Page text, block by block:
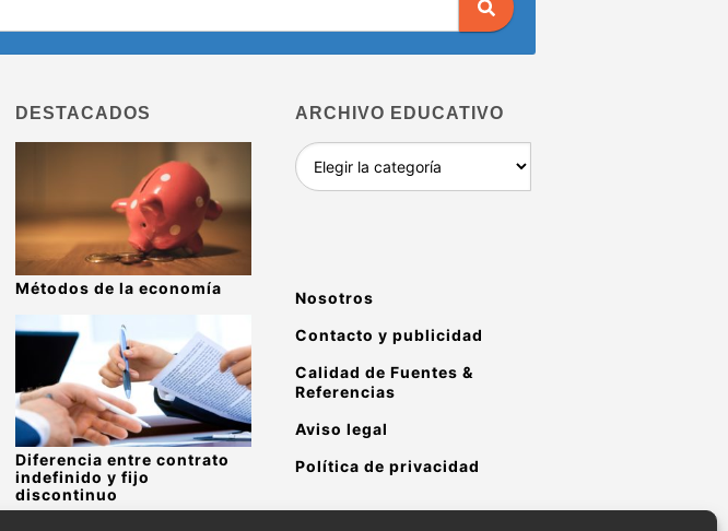
DESTACADOS
Métodos de la economía
Diferencia entre contrato
indefinido y fijo
discontinuo
ARCHIVO EDUCATIVO
Archivo
educativo
Nosotros
Contacto y publicidad
Calidad de Fuentes &
Referencias
Aviso legal
Política de privacidad